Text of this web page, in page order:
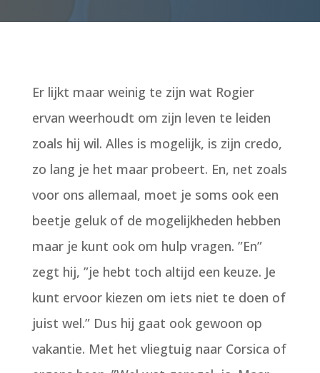
Er lijkt maar weinig te zijn wat Rogier
ervan weerhoudt om zijn leven te leiden
zoals hij wil. Alles is mogelijk, is zijn credo,
zo lang je het maar probeert. En, net zoals
voor ons allemaal, moet je soms ook een
beetje geluk of de mogelijkheden hebben
maar je kunt ook om hulp vragen. ”En”
zegt hij, ”je hebt toch altijd een keuze. Je
kunt ervoor kiezen om iets niet te doen of
juist wel.” Dus hij gaat ook gewoon op
vakantie. Met het vliegtuig naar Corsica of